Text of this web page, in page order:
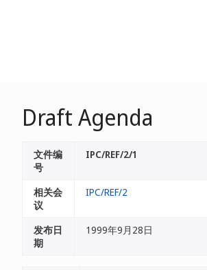
Draft Agenda
文件编
号
IPC/REF/2/1
相关会
议
IPC/REF/2
发布日
期
1999年9月28日